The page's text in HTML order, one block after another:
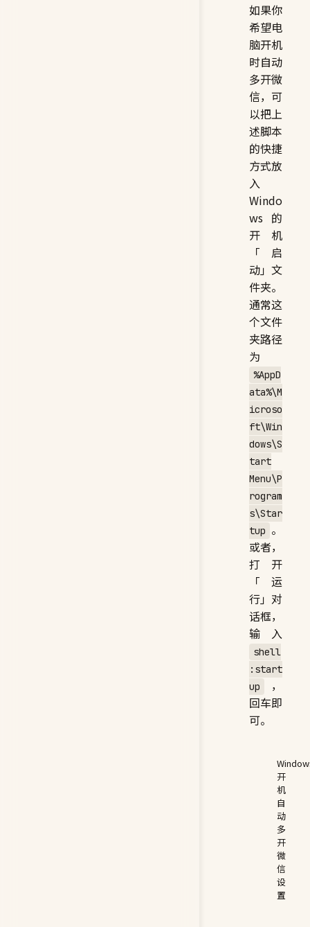
如果你
希望电
脑开机
时自动
多开微
信，可
以把上
述脚本
的快捷
方式放
入
Windo
ws 的
开机
「启
动」文
件夹。
通常这
个文件
夹路径
为
%AppD
ata%\M
icroso
ft\Win
dows\S
tart
Menu\P
rogram
s\Star
tup 。
或者，
打开
「运
行」对
话框，
输入
shell
:start
up
，
回车即
可。
开
机
自
动
多
开
微
信
设
置